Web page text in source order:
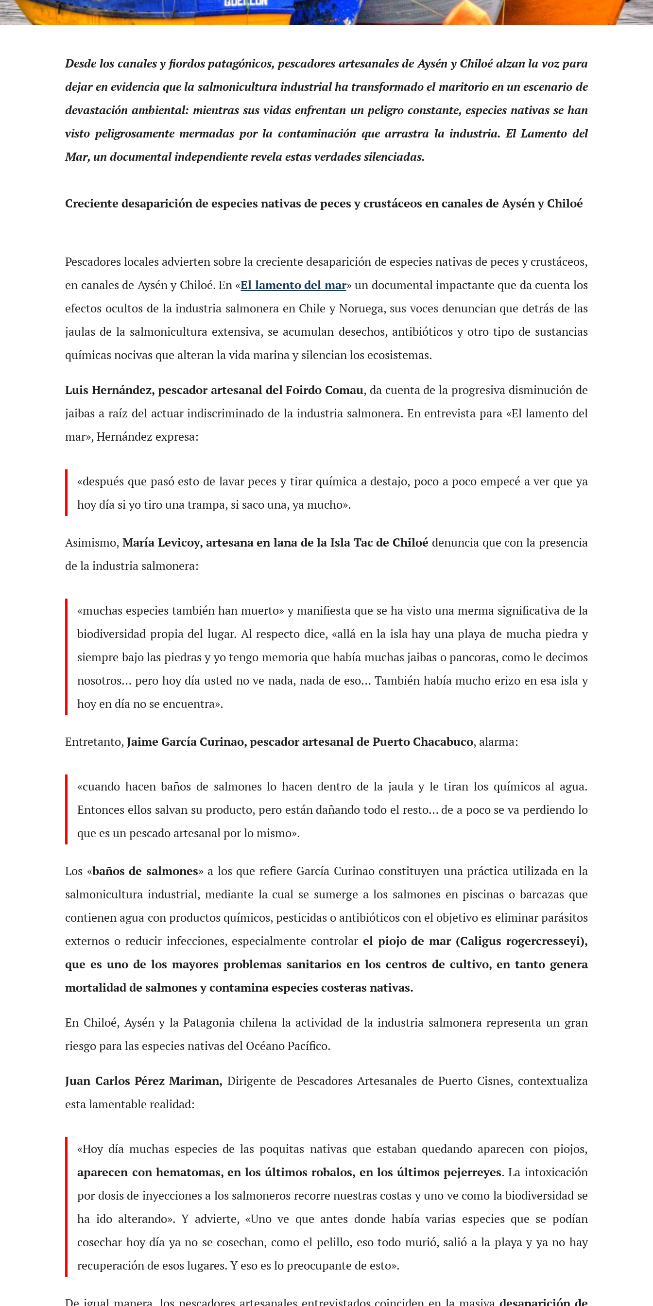
Desde los canales y fiordos patagónicos, pescadores artesanales de Aysén y Chiloé alzan la voz para
dejar en evidencia que la salmonicultura industrial ha transformado el maritorio en un escenario de
devastación ambiental: mientras sus vidas enfrentan un peligro constante, especies nativas se han
visto peligrosamente mermadas por la contaminación que arrastra la industria. El Lamento del
Mar, un documental independiente revela estas verdades silenciadas.
Creciente desaparición de especies nativas de peces y crustáceos en canales de Aysén y Chiloé
Pescadores locales advierten sobre la creciente desaparición de especies nativas de peces y crustáceos,
en canales de Aysén y Chiloé. En «El lamento del mar» un documental impactante que da cuenta los
efectos ocultos de la industria salmonera en Chile y Noruega, sus voces denuncian que detrás de las
jaulas de la salmonicultura extensiva, se acumulan desechos, antibióticos y otro tipo de sustancias
químicas nocivas que alteran la vida marina y silencian los ecosistemas.
Luis Hernández, pescador artesanal del Foirdo Comau, da cuenta de la progresiva disminución de
jaibas a raíz del actuar indiscriminado de la industria salmonera. En entrevista para «El lamento del
mar», Hernández expresa:
«después que pasó esto de lavar peces y tirar química a destajo, poco a poco empecé a ver que ya
hoy día si yo tiro una trampa, si saco una, ya mucho».
Asimismo,María Levicoy, artesana en lana de la Isla Tac de Chiloé denuncia que con la presencia
de la industria salmonera:
«muchas especies también han muerto» y manifiesta que se ha visto una merma significativa de la
biodiversidad propia del lugar. Al respecto dice, «allá en la isla hay una playa de mucha piedra y
siempre bajo las piedras y yo tengo memoria que había muchas jaibas o pancoras, como le decimos
nosotros… pero hoy día usted no ve nada, nada de eso… También había mucho erizo en esa isla y
hoy en día no se encuentra».
Entretanto,Jaime García Curinao, pescador artesanal de Puerto Chacabuco, alarma:
«cuando hacen baños de salmones lo hacen dentro de la jaula y le tiran los químicos al agua.
Entonces ellos salvan su producto, pero están dañando todo el resto… de a poco se va perdiendo lo
que es un pescado artesanal por lo mismo».
Los «baños de salmones» a los que refiere García Curinao constituyen una práctica utilizada en la
salmonicultura industrial, mediante la cual se sumerge a los salmones en piscinas o barcazas que
contienen agua con productos químicos, pesticidas o antibióticos con el objetivo es eliminar parásitos
externos o reducir infecciones, especialmente controlar el piojo de mar (Caligus rogercresseyi),
que es uno de los mayores problemas sanitarios en los centros de cultivo, en tanto genera
mortalidad de salmones y contamina especies costeras nativas.
En Chiloé, Aysén y la Patagonia chilena la actividad de la industria salmonera representa un gran
riesgo para las especies nativas del Océano Pacífico.
Juan Carlos Pérez Mariman, Dirigente de Pescadores Artesanales de Puerto Cisnes, contextualiza
esta lamentable realidad:
«Hoy día muchas especies de las poquitas nativas que estaban quedando aparecen con piojos,
aparecen con hematomas, en los últimos robalos, en los últimos pejerreyes. La intoxicación
por dosis de inyecciones a los salmoneros recorre nuestras costas y uno ve como la biodiversidad se
ha ido alterando». Y advierte, «Uno ve que antes donde había varias especies que se podían
cosechar hoy día ya no se cosechan, como el pelillo, eso todo murió, salió a la playa y ya no hay
recuperación de esos lugares. Y eso es lo preocupante de esto».
De igual manera, los pescadores artesanales entrevistados coinciden en la masiva desaparición de